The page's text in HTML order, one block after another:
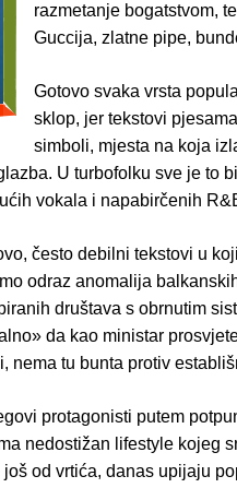
razmetanje bogatstvom,
Guccija, zlatne pipe,
Gotovo svaka vrsta
sklop, jer tekstovi
simboli, mjesta na koja
U turbofolku sve je to
vokala i napabirčenih
često debilni tekstovi u
odraz anomalija
društava s obrnutim
da kao ministar
nema tu bunta protiv
protagonisti putem
nedostižan lifestyle kojeg
još od vrtića, danas upijaju